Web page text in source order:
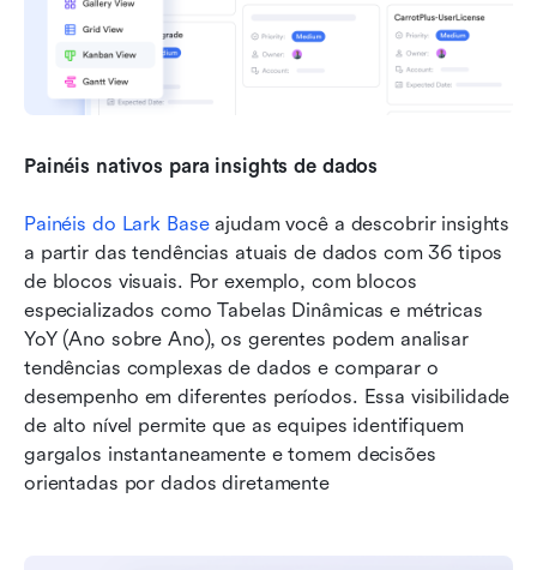
Painéis nativos para insights de dados
Painéis do Lark Base ajudam você a descobrir insights
a partir das tendências atuais de dados com 36 tipos
de blocos visuais. Por exemplo, com blocos
especializados como Tabelas Dinâmicas e métricas
YoY (Ano sobre Ano), os gerentes podem analisar
tendências complexas de dados e comparar o
desempenho em diferentes períodos. Essa visibilidade
de alto nível permite que as equipes identifiquem
gargalos instantaneamente e tomem decisões
orientadas por dados diretamente